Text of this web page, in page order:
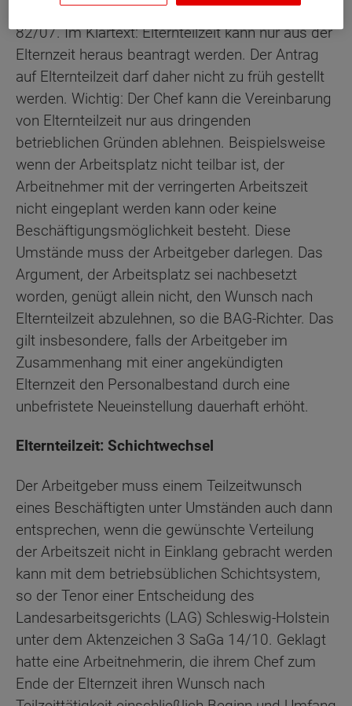
Entscheidung unter dem Aktenzeichen 9 AZR
82/07. Im Klartext: Elternteilzeit kann nur aus der
Elternzeit heraus beantragt werden. Der Antrag
auf Elternteilzeit darf daher nicht zu früh gestellt
werden. Wichtig: Der Chef kann die Vereinbarung
von Elternteilzeit nur aus dringenden
betrieblichen Gründen ablehnen. Beispielsweise
wenn der Arbeitsplatz nicht teilbar ist, der
Arbeitnehmer mit der verringerten Arbeitszeit
nicht eingeplant werden kann oder keine
Beschäftigungsmöglichkeit besteht. Diese
Umstände muss der Arbeitgeber darlegen. Das
Argument, der Arbeitsplatz sei nachbesetzt
worden, genügt allein nicht, den Wunsch nach
Elternteilzeit abzulehnen, so die BAG-Richter. Das
gilt insbesondere, falls der Arbeitgeber im
Zusammenhang mit einer angekündigten
Elternzeit den Personalbestand durch eine
unbefristete Neueinstellung dauerhaft erhöht.
Elternteilzeit: Schichtwechsel
Der Arbeitgeber muss einem Teilzeitwunsch
eines Beschäftigten unter Umständen auch dann
entsprechen, wenn die gewünschte Verteilung
der Arbeitszeit nicht in Einklang gebracht werden
kann mit dem betriebsüblichen Schichtsystem,
so der Tenor einer Entscheidung des
Landesarbeitsgerichts (LAG) Schleswig-Holstein
unter dem Aktenzeichen 3 SaGa 14/10. Geklagt
hatte eine Arbeitnehmerin, die ihrem Chef zum
Ende der Elternzeit ihren Wunsch nach